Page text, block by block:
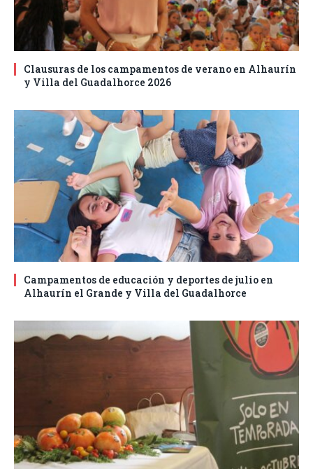
Clausuras de los campamentos de verano en Alhaurín
y Villa del Guadalhorce 2026
Campamentos de educación y deportes de julio en
Alhaurín el Grande y Villa del Guadalhorce